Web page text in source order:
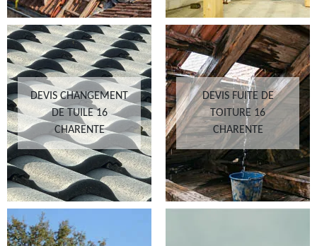
DEVIS CHANGEMENT
DE TUILE 16
CHARENTE
DEVIS FUITE DE
TOITURE 16
CHARENTE